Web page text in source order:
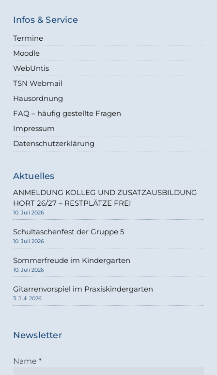
Infos & Service
Termine
Moodle
WebUntis
TSN Webmail
Hausordnung
FAQ – häufig gestellte Fragen
Impressum
Datenschutzerklärung
Aktuelles
ANMELDUNG KOLLEG UND ZUSATZAUSBILDUNG
HORT 26/27 – RESTPLÄTZE FREI
10. Juli 2026
Schultaschenfest der Gruppe 5
10. Juli 2026
Sommerfreude im Kindergarten
10. Juli 2026
Gitarrenvorspiel im Praxiskindergarten
3. Juli 2026
Newsletter
Name *